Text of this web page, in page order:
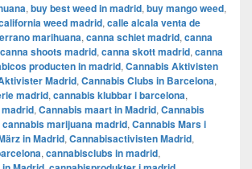
, buy best weed in madrid, buy mango weed,
weed madrid, calle alcala venta de
marihuana, canna schiet madrid, canna
canna shoots madrid, canna skott madrid, canna
producten in madrid, Cannabis Aktivisten
Madrid, Cannabis Clubs in Barcelona,
madrid, cannabis klubbar i barcelona,
, Cannabis maart in Madrid, Cannabis
cannabis marijuana madrid, Cannabis Mars i
in Madrid, Cannabisactivisten Madrid,
, cannabisclubs in madrid,